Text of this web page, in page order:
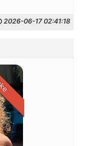
2026-06-17 02:41:18